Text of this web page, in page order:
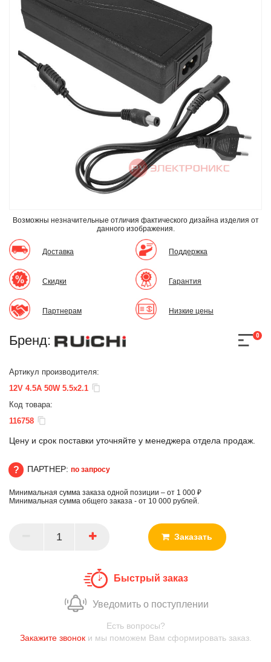
Возможны незначительные отличия фактического дизайна изделия от
данного изображения.
Доставка
Скидки
Партнерам
Поддержка
Гарантия
Низкие цены
Бренд: 0
Артикул производителя:
12V 4.5A 50W 5.5х2.1
Код товара:
116758
Цену и срок поставки уточняйте у менеджера отдела продаж.
ПАРТНЕР
ПАРТНЕР: по запросу
Минимальная сумма заказа одной позиции – от 1 000 ₽
Минимальная сумма общего заказа - от 10 000 рублей.
Заказать
Быстрый заказ
Уведомить о поступлении
Есть вопросы?
Закажите звоноки мы поможем Вам сформировать заказ.